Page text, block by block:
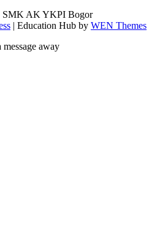
SMK AK YKPI Bogor
| Education Hub by WEN Themes
away